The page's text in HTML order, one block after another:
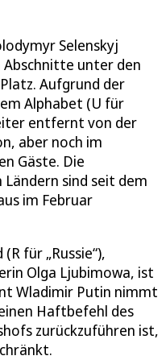
Selenskyj
unter den
Aufgrund der
Alphabet (U für
entfernt von der
aber noch im
Gäste. Die
Ländern sind seit dem
im Februar
für „Russie“),
Olga Ljubimowa, ist
Wladimir Putin nimmt
Haftbefehl des
zurückzuführen ist,